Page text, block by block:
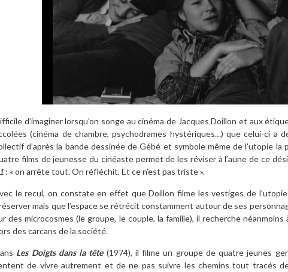
d’imaginer lorsqu’on songe au cinéma de Jacques Doillon et aux
(cinéma de chambre, psychodrames hystériques…) que celui-ci a
d’après la bande dessinée de Gébé et symbole même de l’utopie
films de jeunesse du cinéaste permet de les réviser à l’aune de ce
: « on arrête tout. On réfléchit. Et ce n’est pas triste ».
le recul, on constate en effet que Doillon filme les vestiges de
mais que l’espace se rétrécit constamment autour de ses
des microcosmes (le groupe, le couple, la famille), il recherche néanmoins
des carcans de la société.
Les Doigts dans la tête (1974), il filme un groupe de quatre jeunes
de vivre autrement et de ne pas suivre les chemins tout tracés